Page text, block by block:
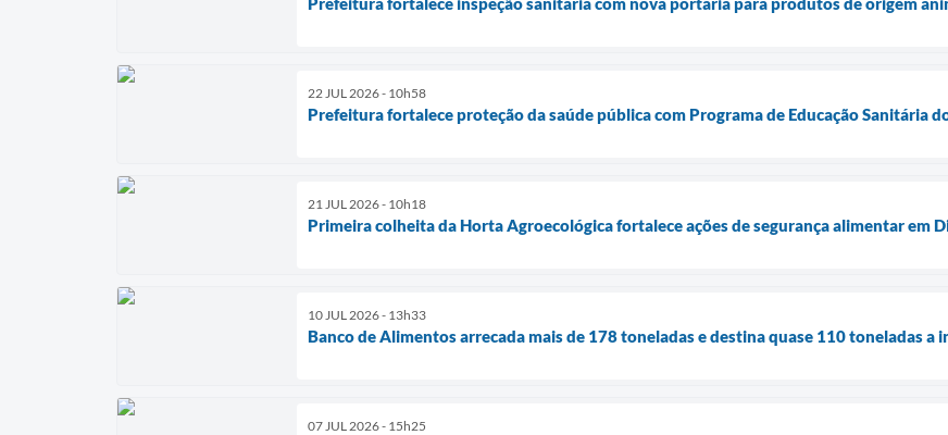
22 JUL 2026 - 10h58
Prefeitura fortalece proteção da saúde pública com Programa de Educação Sanitária
21 JUL 2026 - 10h18
Primeira colheita da Horta Agroecológica fortalece ações de segurança alimentar em
10 JUL 2026 - 13h33
Banco de Alimentos arrecada mais de 178 toneladas e destina quase 110 toneladas
07 JUL 2026 - 15h25